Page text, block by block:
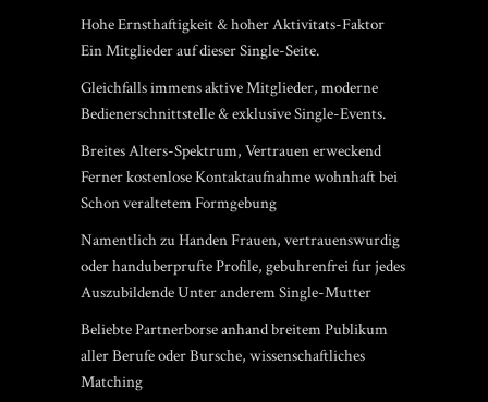
Hohe Ernsthaftigkeit & hoher Aktivitats-Faktor
Ein Mitglieder auf dieser Single-Seite.
Gleichfalls immens aktive Mitglieder, moderne
Bedienerschnittstelle & exklusive Single-Events.
Breites Alters-Spektrum, Vertrauen erweckend
Ferner kostenlose Kontaktaufnahme wohnhaft bei
Schon veraltetem Formgebung
Namentlich zu Handen Frauen, vertrauenswurdig
oder handuberprufte Profile, gebuhrenfrei fur jedes
Auszubildende Unter anderem Single-Mutter
Beliebte Partnerborse anhand breitem Publikum
aller Berufe oder Bursche, wissenschaftliches
Matching